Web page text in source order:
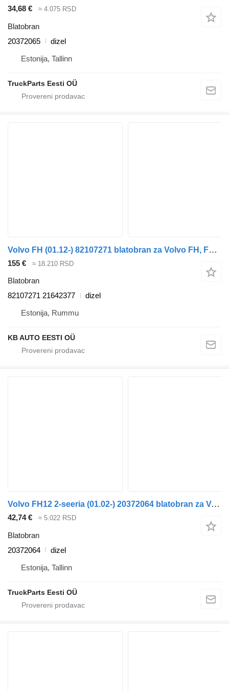
34,68 € ≈ 4.075 RSD
Blatobran
20372065
dizel
Estonija, Tallinn
TruckParts Eesti OÜ
Volvo FH (01.12-) 82107271 blatobran za Volvo FH, FM, FMX-4 series (2013-) kamiona
155 € ≈ 18.210 RSD
Blatobran
82107271 21642377
dizel
Estonija, Rummu
KB AUTO EESTI OÜ
Volvo FH12 2-seeria (01.02-) 20372064 blatobran za Volvo FH12, FH16, NH12, FH, VNL780 (1993-2014) tegljača
42,74 € ≈ 5.022 RSD
Blatobran
20372064
dizel
Estonija, Tallinn
TruckParts Eesti OÜ